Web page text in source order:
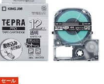
セール